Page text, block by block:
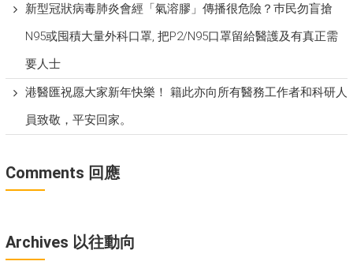
新型冠狀病毒肺炎會經「氣溶膠」傳播很危險？巿民勿盲搶
N95或囤積大量外科口罩, 把P​2/N95口罩留給醫護及有真正需
要人士
港醫匯祝愿大家新年快樂！ 籍此亦向所有醫務工作者和科研人
員致敬，平安回家。
Comments 回應
Archives 以往動向